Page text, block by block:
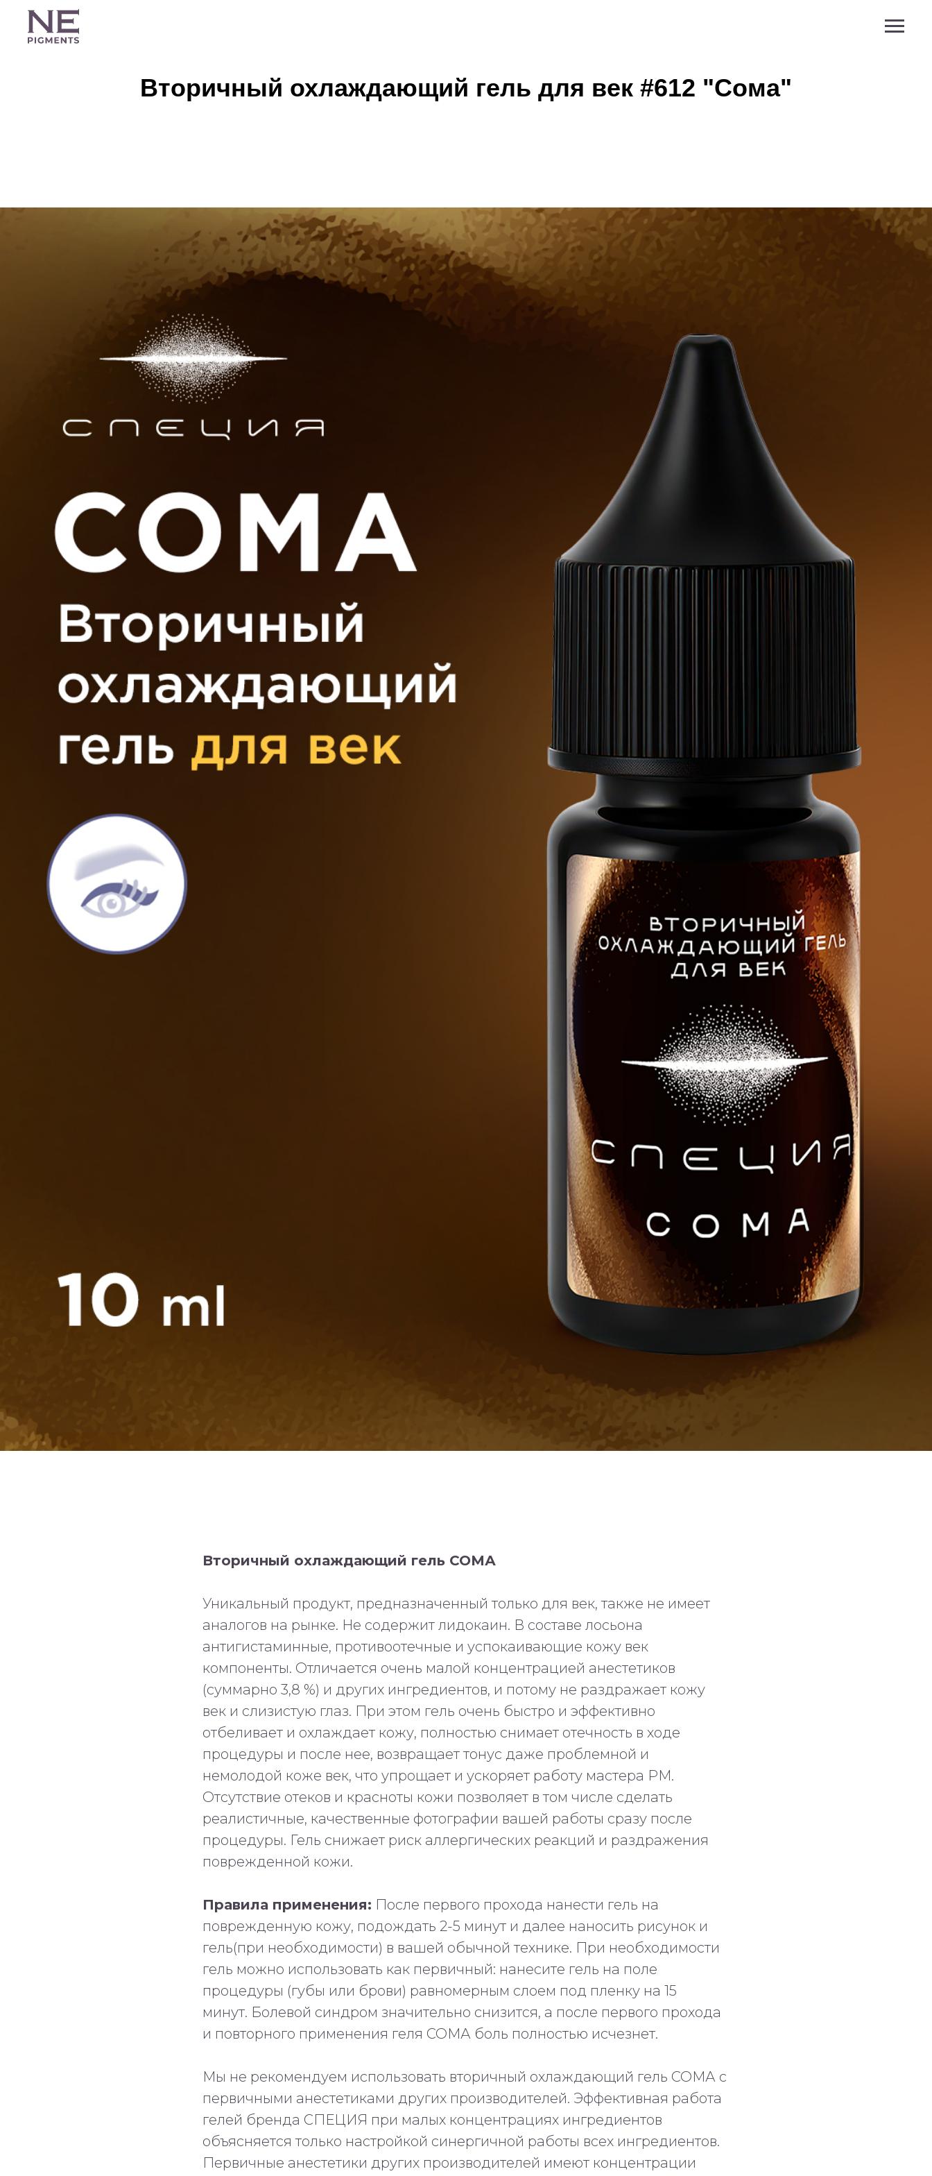
Вторичный охлаждающий гель для век #612 "Сома"
Вторичный охлаждающий гель СОМА
Уникальный продукт, предназначенный только для век, также не имеет
аналогов на рынке. Не содержит лидокаин. В составе лосьона
антигистаминные, противоотечные и успокаивающие кожу век
компоненты. Отличается очень малой концентрацией анестетиков
(суммарно 3,8 %) и других ингредиентов, и потому не раздражает кожу
век и слизистую глаз. При этом гель очень быстро и эффективно
отбеливает и охлаждает кожу, полностью снимает отечность в ходе
процедуры и после нее, возвращает тонус даже проблемной и
немолодой коже век, что упрощает и ускоряет работу мастера РМ.
Отсутствие отеков и красноты кожи позволяет в том числе сделать
реалистичные, качественные фотографии вашей работы сразу после
процедуры. Гель снижает риск аллергических реакций и раздражения
поврежденной кожи.
Правила применения: После первого прохода нанести гель на
поврежденную кожу, подождать 2-5 минут и далее наносить рисунок и
гель(при необходимости) в вашей обычной технике. При необходимости
гель можно использовать как первичный: нанесите гель на поле
процедуры (губы или брови) равномерным слоем под пленку на 15
минут. Болевой синдром значительно снизится, а после первого прохода
и повторного применения геля СОМА боль полностью исчезнет.
Мы не рекомендуем использовать вторичный охлаждающий гель СОМА с
первичными анестетиками других производителей. Эффективная работа
гелей бренда СПЕЦИЯ при малых концентрациях ингредиентов
объясняется только настройкой синергичной работы всех ингредиентов.
Первичные анестетики других производителей имеют концентрации
Политика
конфиденциальности